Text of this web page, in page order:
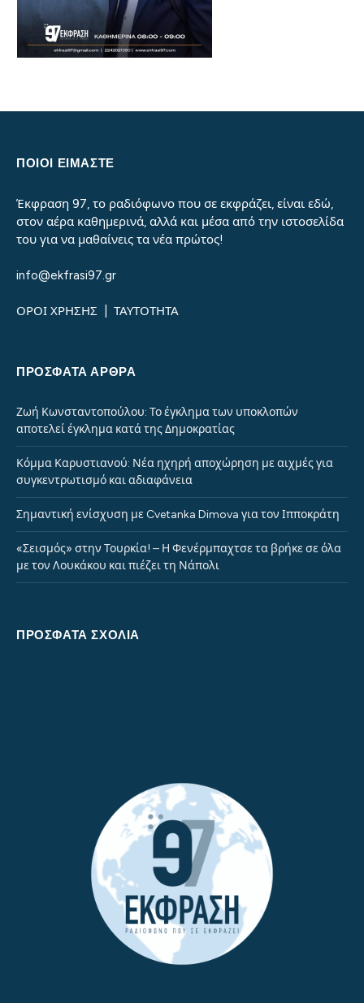
ΠΟΙΟΙ ΕΙΜΑΣΤΕ
Έκφραση 97, το ραδιόφωνο που σε εκφράζει, είναι εδώ,
στον αέρα καθημερινά, αλλά και μέσα από την ιστοσελίδα
του για να μαθαίνεις τα νέα πρώτος!
info@ekfrasi97.gr
ΟΡΟΙ ΧΡΗΣΗΣ ΤΑΥΤΟΤΗΤΑ
ΠΡΌΣΦΑΤΑ ΆΡΘΡΑ
Ζωή Κωνσταντοπούλου: Το έγκλημα των υποκλοπών
αποτελεί έγκλημα κατά της Δημοκρατίας
Κόμμα Καρυστιανού: Νέα ηχηρή αποχώρηση με αιχμές για
συγκεντρωτισμό και αδιαφάνεια
Σημαντική ενίσχυση με Cvetanka Dimova για τον Ιπποκράτη
«Σεισμός» στην Τουρκία! – Η Φενέρμπαχτσε τα βρήκε σε όλα
με τον Λουκάκου και πιέζει τη Νάπολι
ΠΡΌΣΦΑΤΑ ΣΧΌΛΙΑ